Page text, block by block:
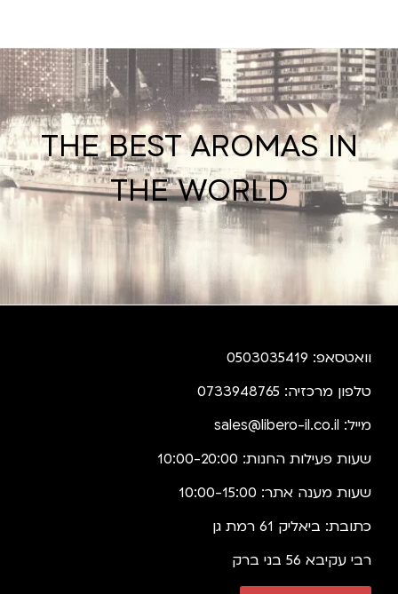
THE BEST AROMAS IN
THE WORLD
וואטסאפ: 0503035419
טלפון מרכזיה: 0733948765
מייל: sales@libero-il.co.il
שעות פעילות החנות: 10:00-20:00
שעות מענה אתר: 10:00-15:00
כתובת: ביאליק 61 רמת גן
רבי עקיבא 56 בני ברק